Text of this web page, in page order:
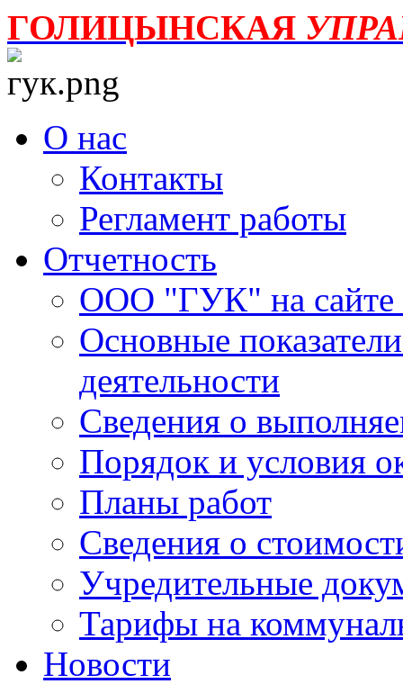
ГОЛИЦЫНСКАЯ
О нас
Контакты
Регламент работы
Отчетность
ООО "ГУК" на
Основные
деятельности
Сведения о
Порядок и условия
Планы работ
Сведения о
Учредительные
Тарифы на
Новости